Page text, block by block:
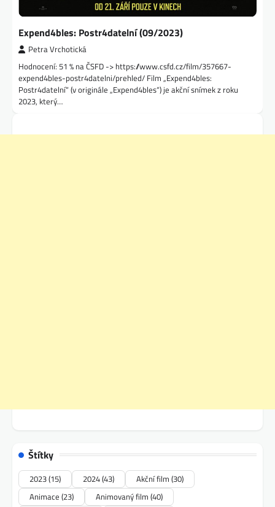
Expend4bles: Postr4datelní (09/2023)
Petra Vrchotická
Hodnocení: 51 % na ČSFD -> https://www.csfd.cz/film/357667-
expend4bles-postr4datelni/prehled/ Film „Expend4bles:
Postr4datelní“ (v originále „Expend4bles“) je akční snímek z roku
2023, který…
Štítky
2023(15) 2024(43) Akční film (30)
Animace (23) Animovaný film (40)